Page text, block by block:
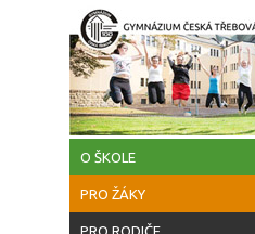
Přejít k hlavnímu obsahu
O ŠKOLE
PRO ŽÁKY
PRO RODIČE